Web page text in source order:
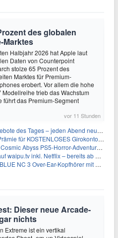
des globalen
Marktes
Halbjahr 2026 hat Apple laut
Daten von Counterpoint
stolze 65 Prozent des
Marktes für Premium-
erobert. Vor allem die hohe
trieb das Wachstum
führt das Premium-Segment
vor 11 Stunden
Tages – jeden Abend neue Deals zum Stöbern
Girokonto bei der Santander – 50€ schon nach 1 Woche!
Abyss PS5-Horror-Adventure für 27,99€
inkl. Netflix – bereits ab 9€/Monat (statt 17,99€)
NC 3 Over-Ear-Kopfhörer mit ANC für 149,99€
Dieser neue Arcade-
nichts
Extreme ist ein vertikal